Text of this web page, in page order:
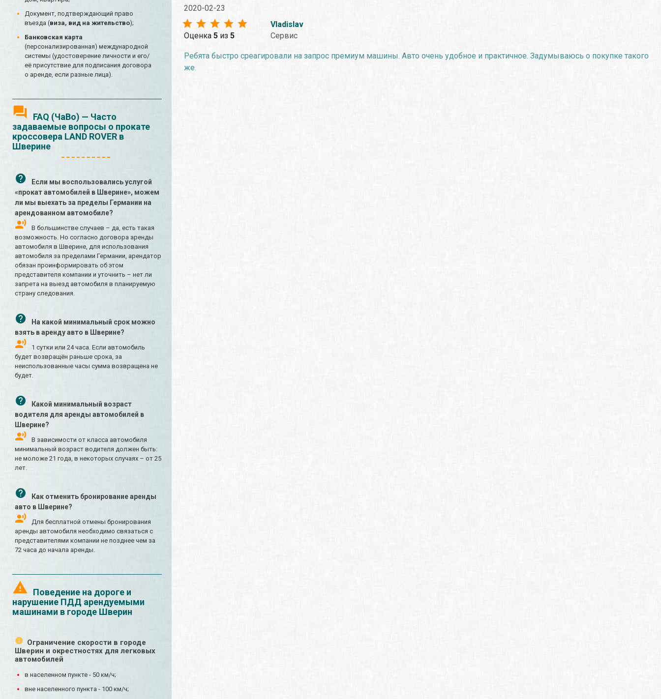
Документ, подтверждающий право
въезда (виза, вид на жительство);
Банковская карта
(персонализированная) международной
системы (удостоверение личности и его/
её присутствие для подписания договора
о аренде, если разные лица).
FAQ (ЧаВо) — Часто
задаваемые вопросы о прокате
кроссовера LAND ROVER в
Шверине
Если мы воспользовались услугой
«прокат автомобилей в Шверине», можем
ли мы выехать за пределы Германии на
арендованном автомобиле?
В большинстве случаев – да, есть такая
возможность. Но согласно договора аренды
автомобиля в Шверине, для использования
автомобиля за пределами Германии, арендатор
обязан проинформировать об этом
представителя компании и уточнить – нет ли
запрета на выезд автомобиля в планируемую
страну следования.
На какой минимальный срок можно
взять в аренду авто в Шверине?
1 сутки или 24 часа. Если автомобиль
будет возвращён раньше срока, за
неиспользованные часы сумма возвращена не
будет.
Какой минимальный возраст
водителя для аренды автомобилей в
Шверине?
В зависимости от класса автомобиля
минимальный возраст водителя должен быть:
не моложе 21 года, в некоторых случаях – от 25
лет.
Как отменить бронирование аренды
авто в Шверине?
Для бесплатной отмены бронирования
аренды автомобиля необходимо связаться с
представителями компании не позднее чем за
72 часа до начала аренды.
Поведение на дороге и
нарушение ПДД арендуемыми
машинами в городе Шверин
Ограничение скорости в городе
Шверин и окрестностях для легковых
автомобилей
в населенном пункте - 50 км/ч;
вне населенного пункта - 100 км/ч;
2020-02-23
Оценка 5из 5
Vladislav
Сервис
Ребята быстро среагировали на запрос премиум машины. Авто очень удобное и практичное. Задумываюсь о покупке такого
же.